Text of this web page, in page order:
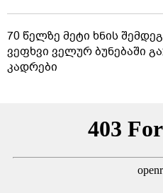
70 წელზე მეტი ხნის
ვეფხვი ველურ ბუნებაში
კადრები